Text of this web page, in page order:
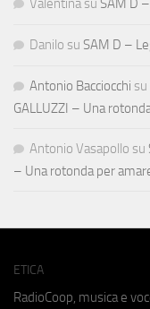
Valentina su SAM D
Danilo su SAM D –
Antonio Bacciocchi su
GALLUZZI – Una
Antonio Vasapollo su
– Una rotonda per
ETICA
RadioCoop, musica e